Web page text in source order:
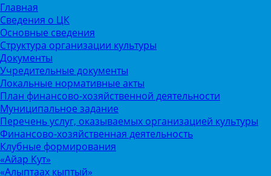
Главная
Сведения о ЦК
Основные сведения
Структура организации культуры
Документы
Учредительные документы
Локальные нормативные акты
План финансово-хозяйственной деятельности
Муниципальное задание
Перечень услуг, оказываемых организацией культуры
Финансово-хозяйственная деятельность
Клубные формирования
«Айар Кут»
«Алыптаах кыптый»